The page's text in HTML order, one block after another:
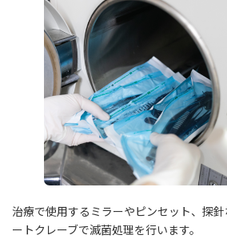
治療で使用するミラーやピンセット、探
ートクレーブで滅菌処理を行います。